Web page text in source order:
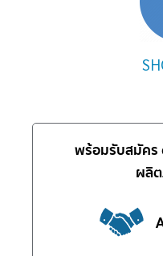
พร้อมรับสมัคร
ผลิ